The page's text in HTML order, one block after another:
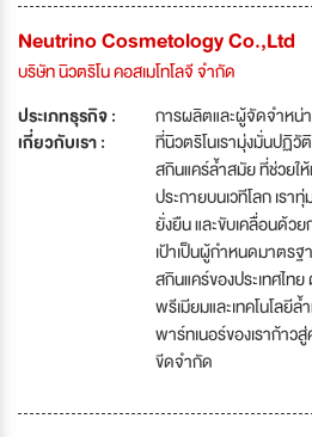
Neutrino Cosmetology Co.,Ltd
บริษัท นิวตริโน คอสเมโทโลจี จำกัด
ประเภทธุรกิจ :
การผลิตและผู้จัดจำหน่
เกี่ยวกับเรา :
ที่นิวตริโนเรามุ่งมั่นปฏิ
สกินแคร์ล้ำสมัย ที่ช่วยใ
ประกายบนเวทีโลก เรา
ยั่งยืน และขับเคลื่อนด้ว
เป้าเป็นผู้กำหนดมาตร
สกินแคร์ของประเทศ
พรีเมียมและเทคโนโลยี
พาร์ทเนอร์ของเราก้าว
ขีดจำกัด